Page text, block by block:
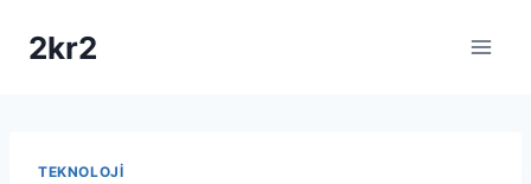
2kr2
TEKNOLOJI